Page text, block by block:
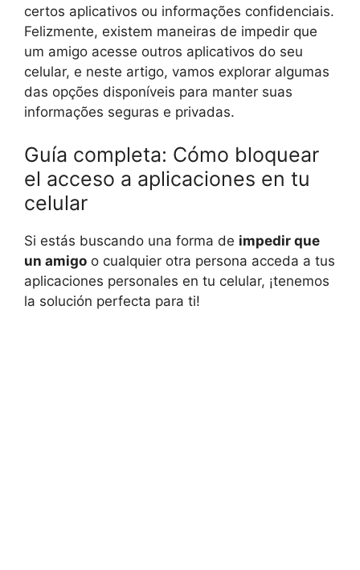
certos aplicativos ou informações confidenciais.
Felizmente, existem maneiras de impedir que
um amigo acesse outros aplicativos do seu
celular, e neste artigo, vamos explorar algumas
das opções disponíveis para manter suas
informações seguras e privadas.
Guía completa: Cómo bloquear
el acceso a aplicaciones en tu
celular
Si estás buscando una forma de impedir que
un amigo o cualquier otra persona acceda a tus
aplicaciones personales en tu celular, ¡tenemos
la solución perfecta para ti!